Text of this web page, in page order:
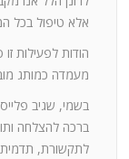
אלא טיפול בכל
הודות לפעילות
מעמדה כמותג
בשמי, שגיב
ברכה להצלחה
לתקשורת, תדמית